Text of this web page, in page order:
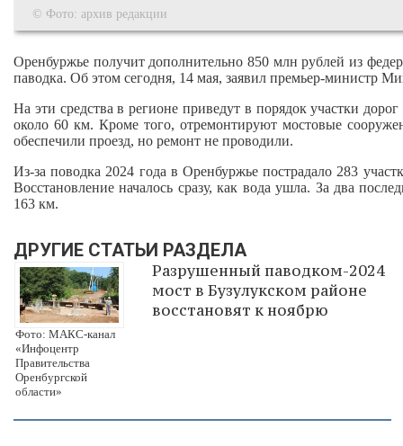
© Фото: архив редакции
Оренбуржье получит дополнительно 850 млн рублей из
паводка. Об этом сегодня, 14 мая, заявил премьер-министр
На эти средства в регионе приведут в порядок участки
около 60 км. Кроме того, отремонтируют мостовые
обеспечили проезд, но ремонт не проводили.
Из-за поводка 2024 года в Оренбуржье пострадало 283
Восстановление началось сразу, как вода ушла. За два
163 км.
ДРУГИЕ СТАТЬИ РАЗДЕЛА
Фото: МАКС-канал
«Инфоцентр
Правительства
Оренбургской
области»
Разрушенный паводком-2024
мост в Бузулукском районе
восстановят к ноябрю